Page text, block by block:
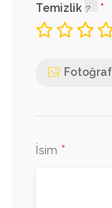
Temizlik
İsim *